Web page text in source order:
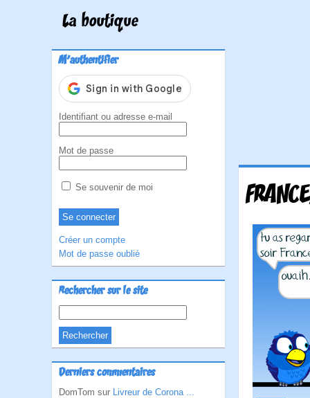
La boutique
M'authentifier
Identifiant ou adresse e-mail
Mot de passe
Se souvenir de moi
Créer un compte
Mot de passe oublié
Rechercher sur le site
Derniers commentaires
DomTom sur Livreur de Corona ...